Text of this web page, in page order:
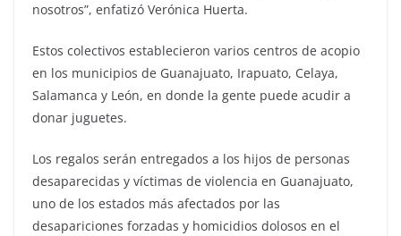
nosotros”, enfatizó Verónica Huerta.
Estos colectivos establecieron varios centros de acopio
en los municipios de Guanajuato, Irapuato, Celaya,
Salamanca y León, en donde la gente puede acudir a
donar juguetes.
Los regalos serán entregados a los hijos de personas
desaparecidas y víctimas de violencia en Guanajuato,
uno de los estados más afectados por las
desapariciones forzadas y homicidios dolosos en el